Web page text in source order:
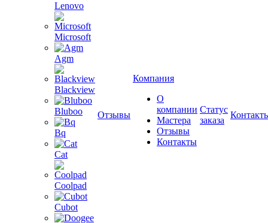
Lenovo
Microsoft
Agm
Blackview
Bluboo
Bq
Cat
Coolpad
Cubot
Отзывы
Компания
О
компании
Мастера
Отзывы
Контакты
Статус
заказа